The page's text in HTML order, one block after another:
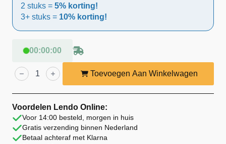
2 stuks = 5% korting!
3+ stuks = 10% korting!
00:00:00
Lendo
Online
Hoes
cm
Oxford
Zwart
aantal
Toevoegen Aan Winkelwagen
Voordelen Lendo Online:
Voor 14:00 besteld, morgen in huis
Gratis verzending binnen Nederland
Betaal achteraf met Klarna